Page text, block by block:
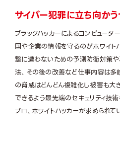
サイバー犯罪に立ち向かう
ブラックハッカーによるコンピュー
国や企業の情報を守るのがホワイト
撃に遭わないための予測防衛対策
法、その後の改善など仕事内容は多
の脅威はどんどん複雑化し被害も大
できるよう最先端のセキュリティ技
プロ、ホワイトハッカーが求められて